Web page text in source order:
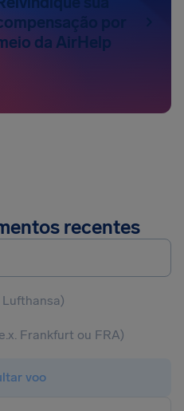
por
da AirHelp
recentes
voo